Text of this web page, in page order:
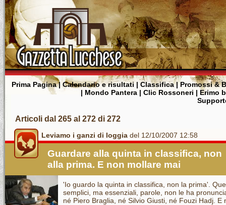
Prima Pagina| Calendario e risultati | Classifica|Promossi &
| Mondo Pantera| Clic Rossoneri | Erimo
Articoli dal 265 al 272 di 272
Leviamo i ganzi di loggia del 12/10/2007 12:58
Guardare alla quinta in classifica, non
alla prima. E non mollare mai
'Io guardo la quinta in classifica, non la prima'.
semplici, ma essenziali, parole, non le ha
né Piero Braglia, né Silvio Giusti, né Fouzi Hadj. E